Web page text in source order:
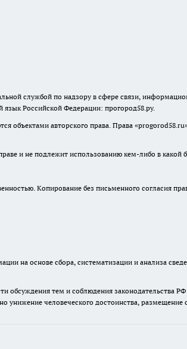
службой по надзору в сфере связи,
язык Российской Федерации: прогород58.ру.
объектами авторского права. Права «progorod58.ru
и не подлежит использованию кем-либо в
Копирование без письменного согласия
на основе сбора, систематизации и анализа
обсуждения тем и соблюдения законодательства
человеческого достоинства, размещение